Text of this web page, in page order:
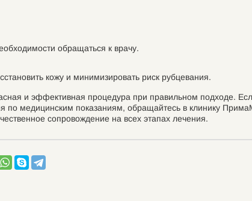
обращаться к врачу.
кожу и минимизировать риск рубцевания.
и эффективная процедура при правильном подходе.
по медицинским показаниям, обращайтесь в клинику
сопровождение на всех этапах лечения.